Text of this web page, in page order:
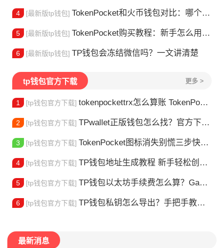
4 [最新版tp钱包] TokenPocket和火币钱包对比：哪个更适合你？
5 [最新版tp钱包] TokenPocket购买教程：新手怎么用TP钱包买币
6 [最新版tp钱包] TP钱包会冻结微信吗？一文讲清楚
tp钱包官方下载 更多 >
1 [tp钱包官方下载] tokenpockettrx怎么算账 TokenPocket TRX钱包账单怎么算？查账全攻略
2 [tp钱包官方下载] TPwallet正版钱包怎么找？官方下载渠道全解析
3 [tp钱包官方下载] TokenPocket图标消失别慌三步快速找回你的钱包
4 [tp钱包官方下载] TP钱包地址生成教程 新手轻松创建钱包
5 [tp钱包官方下载] TP钱包以太坊手续费怎么算？Gas 费省钱全攻略
6 [tp钱包官方下载] TP钱包私钥怎么导出？手把手教你安全备份助记词
最新消息